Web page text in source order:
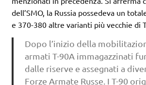
dell’SMO, la Russia possedeva un
e 370-380 altre varianti più vecchie di
Dopo l’inizio della
armati T-90A immagazzinati
dalle riserve e assegnati a
Forze Armate Russe. I T-90